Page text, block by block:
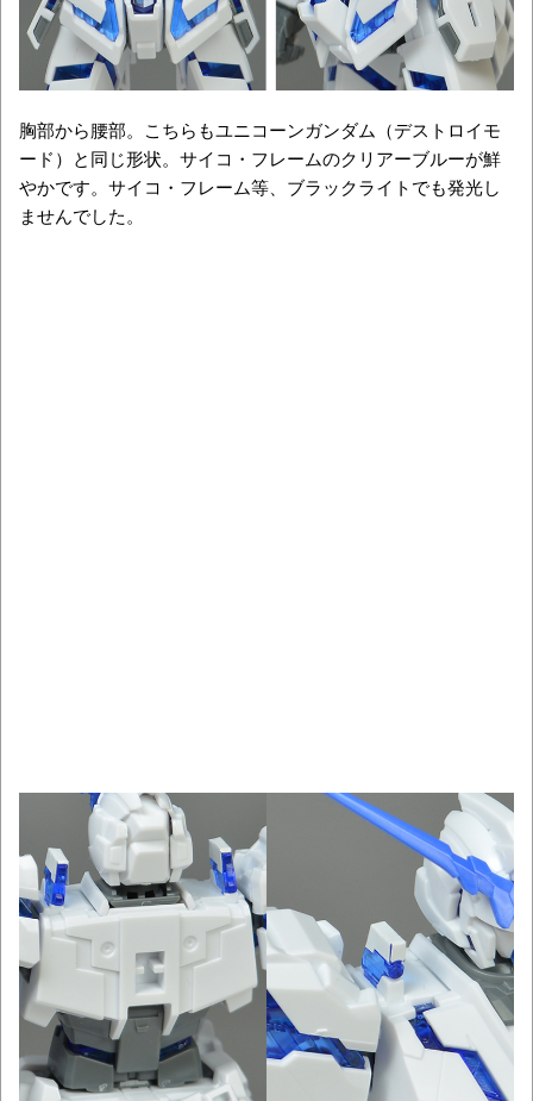
胸部から腰部。こちらもユニコーンガンダム（デストロイモ
ード）と同じ形状。サイコ・フレームのクリアーブルーが鮮
やかです。サイコ・フレーム等、ブラックライトでも発光し
ませんでした。